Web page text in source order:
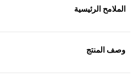
الملامح الرئيسية
وصف المنتج